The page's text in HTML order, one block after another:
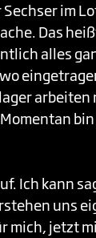
im
Das
alles
arbeiten
Ich kann
uns
mich, jetzt